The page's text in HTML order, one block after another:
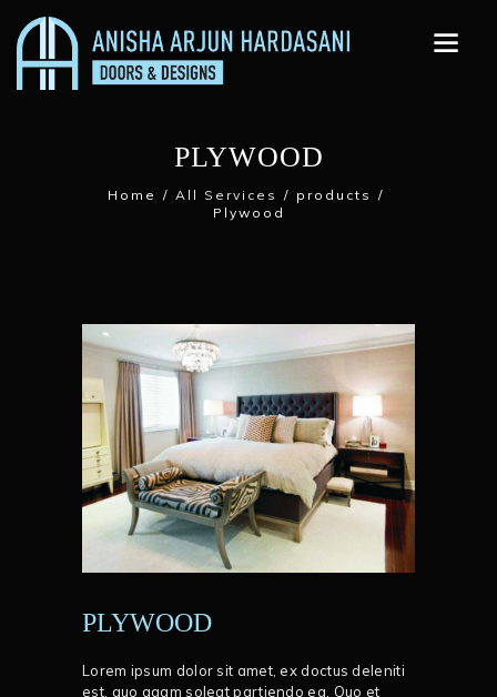
PLYWOOD
Home All Services
products
Plywood
PLYWOOD
Lorem ipsum dolor sit amet, ex doctus deleniti
est, quo agam soleat partiendo ea. Quo et